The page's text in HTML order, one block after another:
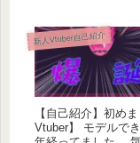
https://
新人Vtuber自己紹介
【自己紹介】初め
Vtuber】 モデルできてから動画撮るのめんどくさがってたら半